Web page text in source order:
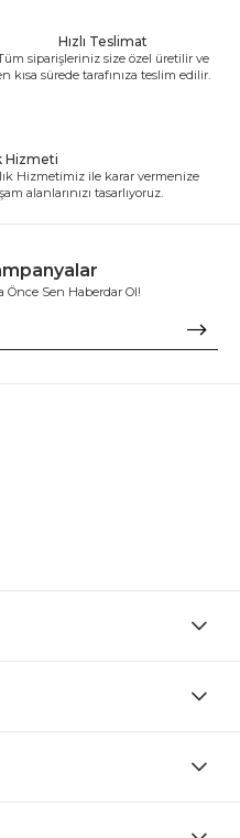
Hızlı Teslimat
siparişleriniz size özel üretilir ve
kısa sürede tarafınıza teslim edilir.
Hizmeti
Hizmetimiz ile karar vermenize
alanlarınızı tasarlıyoruz.
Önce Sen Haberdar Ol!